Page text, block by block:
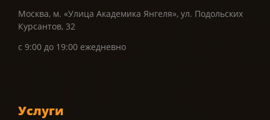
Москва, м. «Улица Академика Янгеля», ул. Подольских
Курсантов, 32
с 9:00 до 19:00 ежедневно
Услуги